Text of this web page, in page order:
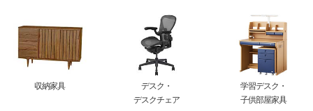
収納家具
デスク・
デスクチェア
学習デスク・
子供部屋家具